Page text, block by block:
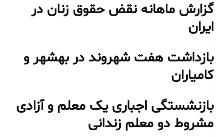
گزارش ماهانه نقض حقوق زنان در
ایران
بازداشت هفت شهروند در بهشهر و
کامیاران
بازنشستگی اجباری یک معلم و آزادی
مشروط دو معلم زندانی